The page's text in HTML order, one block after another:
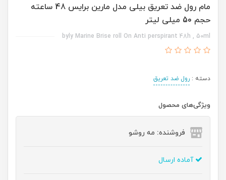
مام رول ضد تعریق بیلی مدل مارین برایس 48 ساعته
حجم 50 میلی لیتر
byly Marine Brise roll On Anti perspirant 48h , 50ml
دسته : رول ضد تعریق
ویژگی‌های محصول
فروشنده: مه رو‌شو
آماده ارسال